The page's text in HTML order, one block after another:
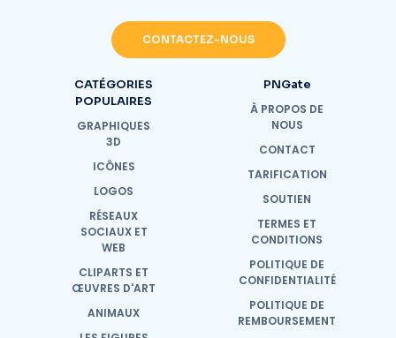
CONTACTEZ-NOUS
CATÉGORIES
POPULAIRES
GRAPHIQUES
3D
ICÔNES
LOGOS
RÉSEAUX
SOCIAUX ET
WEB
CLIPARTS ET
ŒUVRES D'ART
ANIMAUX
PNGate
À PROPOS DE
NOUS
CONTACT
TARIFICATION
SOUTIEN
TERMES ET
CONDITIONS
POLITIQUE DE
CONFIDENTIALITÉ
POLITIQUE DE
REMBOURSEMENT